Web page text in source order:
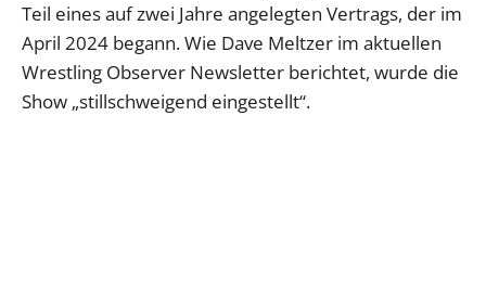
Teil eines auf zwei Jahre angelegten Vertrags, der im
April 2024 begann. Wie Dave Meltzer im aktuellen
Wrestling Observer Newsletter berichtet, wurde die
Show „stillschweigend eingestellt“.